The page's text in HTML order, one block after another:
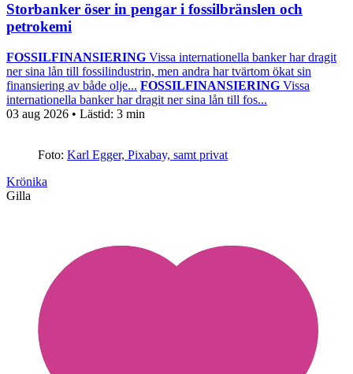
Storbanker öser in pengar i fossilbränslen och
petrokemi
FOSSILFINANSIERING Vissa internationella banker har dragit
ner sina lån till fossilindustrin, men andra har tvärtom ökat sin
finansiering av både olje... FOSSILFINANSIERING Vissa
internationella banker har dragit ner sina lån till fos...
03 aug 2026 • Lästid: 3 min
Foto: Karl Egger, Pixabay, samt privat
Krönika
Gilla